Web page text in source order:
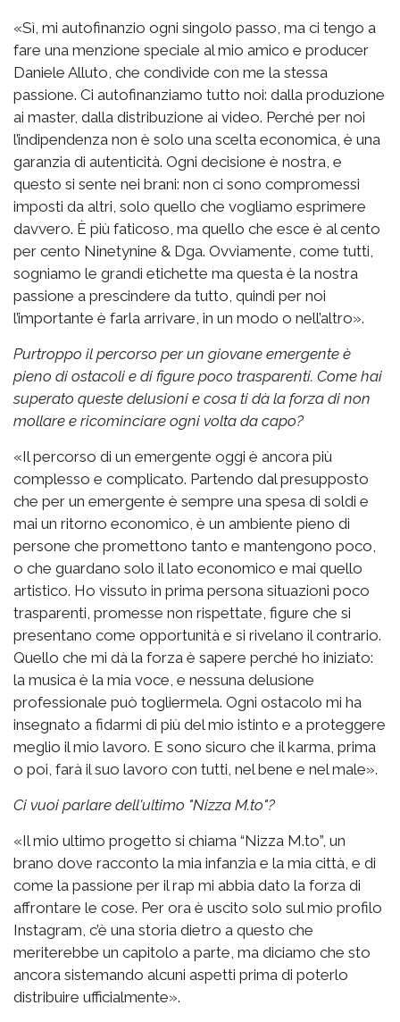
«Sì, mi autofinanzio ogni singolo passo, ma ci tengo a
fare una menzione speciale al mio amico e producer
Daniele Alluto, che condivide con me la stessa
passione. Ci autofinanziamo tutto noi: dalla produzione
ai master, dalla distribuzione ai video. Perché per noi
l’indipendenza non è solo una scelta economica, è una
garanzia di autenticità. Ogni decisione è nostra, e
questo si sente nei brani: non ci sono compromessi
imposti da altri, solo quello che vogliamo esprimere
davvero. È più faticoso, ma quello che esce è al cento
per cento Ninetynine & Dga. Ovviamente, come tutti,
sogniamo le grandi etichette ma questa è la nostra
passione a prescindere da tutto, quindi per noi
l’importante è farla arrivare, in un modo o nell’altro».
Purtroppo il percorso per un giovane emergente è
pieno di ostacoli e di figure poco trasparenti. Come hai
superato queste delusioni e cosa ti dà la forza di non
mollare e ricominciare ogni volta da capo?
«Il percorso di un emergente oggi è ancora più
complesso e complicato. Partendo dal presupposto
che per un emergente è sempre una spesa di soldi e
mai un ritorno economico, è un ambiente pieno di
persone che promettono tanto e mantengono poco,
o che guardano solo il lato economico e mai quello
artistico. Ho vissuto in prima persona situazioni poco
trasparenti, promesse non rispettate, figure che si
presentano come opportunità e si rivelano il contrario.
Quello che mi dà la forza è sapere perché ho iniziato:
la musica è la mia voce, e nessuna delusione
professionale può togliermela. Ogni ostacolo mi ha
insegnato a fidarmi di più del mio istinto e a proteggere
meglio il mio lavoro. E sono sicuro che il karma, prima
o poi, farà il suo lavoro con tutti, nel bene e nel male».
Ci vuoi parlare dell'ultimo "Nizza M.to"?
«Il mio ultimo progetto si chiama “Nizza M.to”, un
brano dove racconto la mia infanzia e la mia città, e di
come la passione per il rap mi abbia dato la forza di
affrontare le cose. Per ora è uscito solo sul mio profilo
Instagram, c’è una storia dietro a questo che
meriterebbe un capitolo a parte, ma diciamo che sto
ancora sistemando alcuni aspetti prima di poterlo
distribuire ufficialmente».